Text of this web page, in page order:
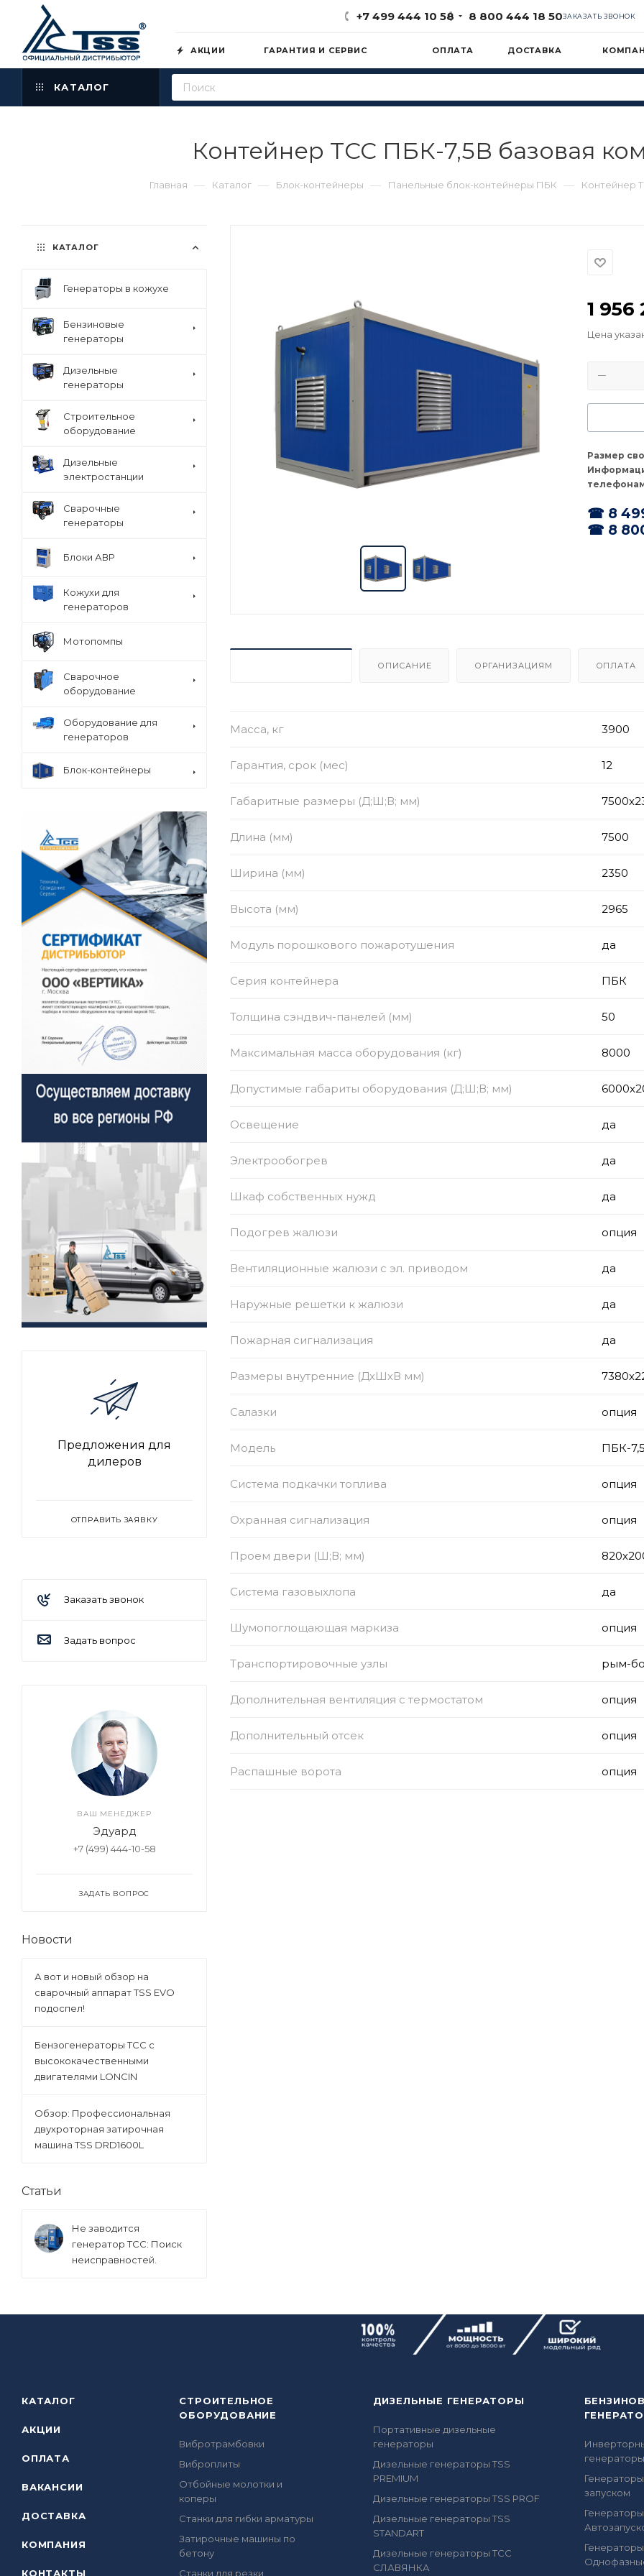
+7 499 444 10 58 8 800 444 18 50ЗАКАЗАТЬ ЗВОНОК
АКЦИИ ГАРАНТИЯ И СЕРВИС ОПЛАТА ДОСТАВКА
КАТАЛОГ
Контейнер ТСС ПБК-7,5В базовая
Главная — Каталог — Блок-контейнеры — Панельные блок-контейнеры ПБК — Контейнер
1 956
Цена
Размер
☎ 8
☎ 8
ОПИСАНИЕ ОРГАНИЗАЦИЯМ ОПЛАТА
Масса, кг 3900
Гарантия, срок (мес) 12
Габаритные размеры (Д;Ш;В; мм)
Длина (мм) 7500
Ширина (мм) 2350
Высота (мм) 2965
Модуль порошкового пожаротушения да
Серия контейнера ПБК
Толщина сэндвич-панелей (мм) 50
Максимальная масса оборудования (кг) 8000
Допустимые габариты оборудования (Д;Ш;В; мм)
Освещение да
Электрообогрев да
Шкаф собственных нужд да
Подогрев жалюзи опция
Вентиляционные жалюзи с эл. приводом да
Наружные решетки к жалюзи да
Пожарная сигнализация да
Размеры внутренние (ДхШхВ мм)
Салазки опция
Модель ПБК-
Система подкачки топлива опция
Охранная сигнализация опция
Проем двери (Ш;В; мм)
Система газовыхлопа да
Шумопоглощающая маркиза опция
Транспортировочные узлы рым-
Дополнительная вентиляция с термостатом опция
Дополнительный отсек опция
Распашные ворота опция
КАТАЛОГ
Генераторы в кожухе
Бензиновые
генераторы
Дизельные
генераторы
Строительное
оборудование
Дизельные
электростанции
Сварочные
генераторы
Блоки АВР
Кожухи для
генераторов
Мотопомпы
Сварочное
оборудование
Оборудование для
генераторов
Блок-контейнеры
Предложения для
дилеров
ОТПРАВИТЬ ЗАЯВКУ
Заказать звонок
Задать вопрос
ВАШ МЕНЕДЖЕР
Эдуард
+7 (499) 444-10-58
ЗАДАТЬ ВОПРОС
Новости
А вот и новый обзор на
сварочный аппарат TSS EVO
подоспел!
Бензогенераторы ТСС с
высококачественными
двигателями LONCIN
Обзор: Профессиональная
двухроторная затирочная
машина TSS DRD1600L
Статьи
Не заводится
генератор ТСС: Поиск
неисправностей.
КАТАЛОГ
АКЦИИ
ОПЛАТА
ВАКАНСИИ
ДОСТАВКА
КОМПАНИЯ
КОНТАКТЫ
СТРОИТЕЛЬНОЕ
ОБОРУДОВАНИЕ
Вибротрамбовки
Виброплиты
Отбойные молотки и
коперы
Станки для гибки арматуры
Затирочные машины по
бетону
Станки для резки
ДИЗЕЛЬНЫЕ ГЕНЕРАТОРЫ
Портативные дизельные
генераторы
Дизельные генераторы TSS
PREMIUM
Дизельные генераторы TSS PROF
Дизельные генераторы TSS
STANDART
Дизельные генераторы ТСС
СЛАВЯНКА
генераторы
запуском
Генераторы